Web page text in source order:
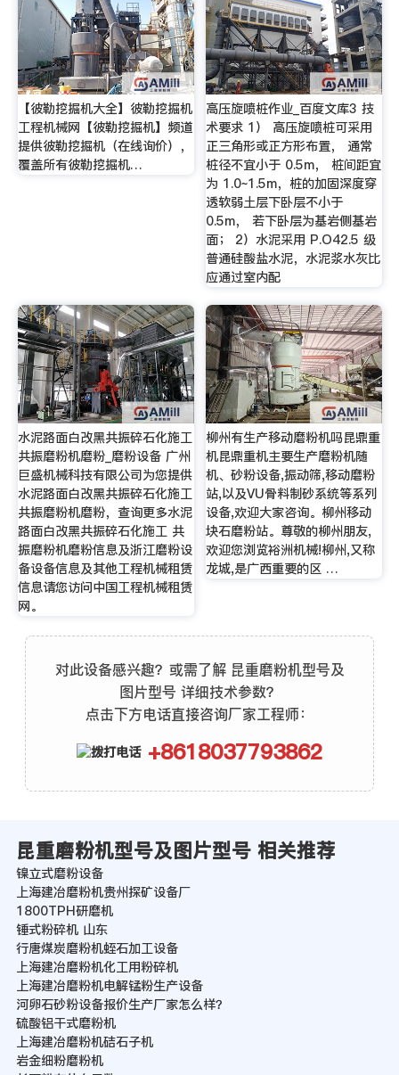
【彼勒挖掘机大全】彼勒挖掘机
工程机械网【彼勒挖掘机】频道
提供彼勒挖掘机（在线询价），
覆盖所有彼勒挖掘机…
高压旋喷桩作业_百度文库3 技
术要求 1） 高压旋喷桩可采用
正三角形或正方形布置， 通常
桩径不宜小于 0.5m， 桩间距宜
为 1.0~1.5m，桩的加固深度穿
透软弱土层下卧层不小于
0.5m， 若下卧层为基岩侧基岩
面； 2）水泥采用 P.O42.5 级
普通硅酸盐水泥，水泥浆水灰比
应通过室内配
水泥路面白改黑共振碎石化施工
共振磨粉机磨粉_磨粉设备 广州
巨盛机械科技有限公司为您提供
水泥路面白改黑共振碎石化施工
共振磨粉机磨粉，查询更多水泥
路面白改黑共振碎石化施工 共
振磨粉机磨粉信息及浙江磨粉设
备设备信息及其他工程机械租赁
信息请您访问中国工程机械租赁
网。
柳州有生产移动磨粉机吗昆鼎重
机昆鼎重机主要生产磨粉机随
机、砂粉设备,振动筛,移动磨粉
站,以及VU骨料制砂系统等系列
设备,欢迎大家咨询。柳州移动
块石磨粉站。尊敬的柳州朋友,
欢迎您浏览裕洲机械!柳州,又称
龙城,是广西重要的区 …
对此设备感兴趣？或需了解 昆重磨粉机型号及
图片型号 详细技术参数？
点击下方电话直接咨询厂家工程师：
+8618037793862
昆重磨粉机型号及图片型号 相关推荐
镍立式磨粉设备
上海建冶磨粉机贵州探矿设备厂
1800TPH研磨机
锤式粉碎机 山东
行唐煤炭磨粉机蛭石加工设备
上海建冶磨粉机化工用粉碎机
上海建冶磨粉机电解锰粉生产设备
河卵石砂粉设备报价生产厂家怎么样？
硫酸铝干式磨粉机
上海建冶磨粉机硈石子机
岩金细粉磨粉机